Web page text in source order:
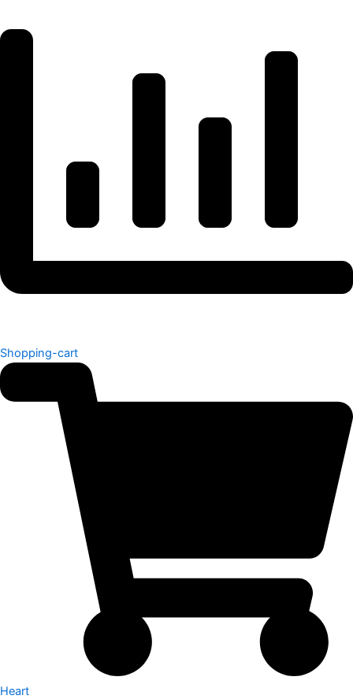
Shopping-cart
Heart